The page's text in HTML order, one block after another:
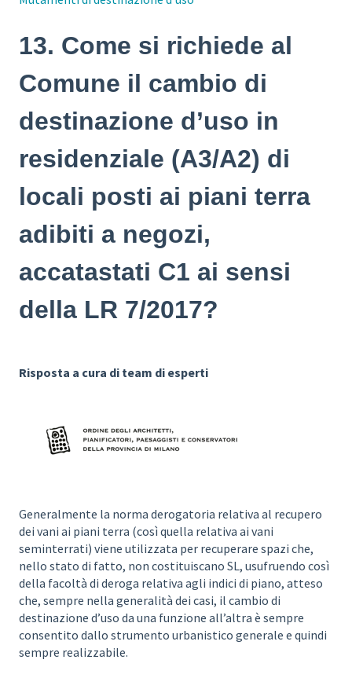
13. Come si richiede al
Comune il cambio di
destinazione d’uso in
residenziale (A3/A2) di
locali posti ai piani terra
adibiti a negozi,
accatastati C1 ai sensi
della LR 7/2017?
Risposta a cura di team di esperti
Generalmente la norma derogatoria relativa al recupero
dei vani ai piani terra (così quella relativa ai vani
seminterrati) viene utilizzata per recuperare spazi che,
nello stato di fatto, non costituiscano SL, usufruendo così
della facoltà di deroga relativa agli indici di piano, atteso
che, sempre nella generalità dei casi, il cambio di
destinazione d’uso da una funzione all’altra è sempre
consentito dallo strumento urbanistico generale e quindi
sempre realizzabile.